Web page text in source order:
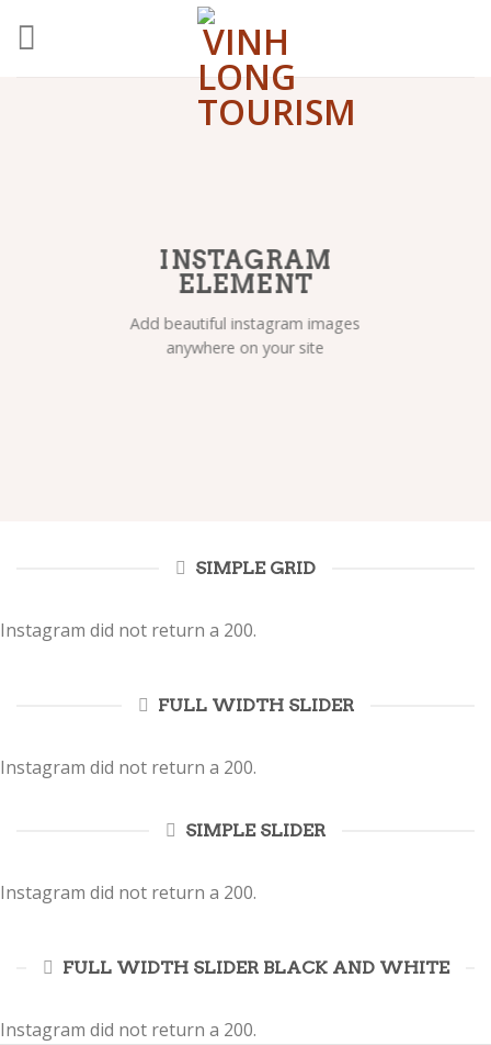
INSTAGRAM
ELEMENT
Add beautiful instagram images
anywhere on your site
SIMPLE GRID
Instagram did not return a 200.
FULL WIDTH SLIDER
Instagram did not return a 200.
SIMPLE SLIDER
Instagram did not return a 200.
FULL WIDTH SLIDER BLACK AND WHITE
Instagram did not return a 200.